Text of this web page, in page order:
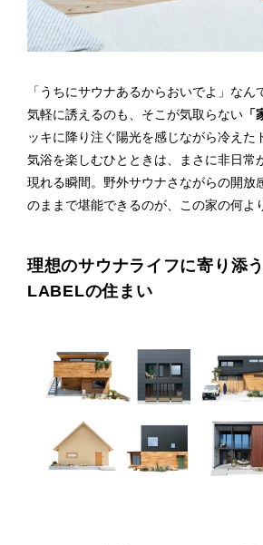
「うちにサウナあるからおいでよ」なん
気軽に誘えるのも、そこが気取らない 「
ッキに降り注ぐ陽光を感じながら冷えた
気浴を楽しむひとときは、まさに非日常
現れる瞬間。野外サウナさながらの開放
のままで堪能できるのが、この家の何よ
理想のサウナライフに寄り添
LABELの住まい